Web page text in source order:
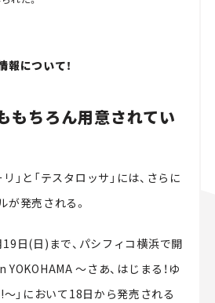
について！
もちろん用意されてい
」と「テスタロッサ」には、さらに
発売される。
日(日)まで、パシフィコ横浜で開
～さあ、はじまる！ゆ
」において18日から発売される